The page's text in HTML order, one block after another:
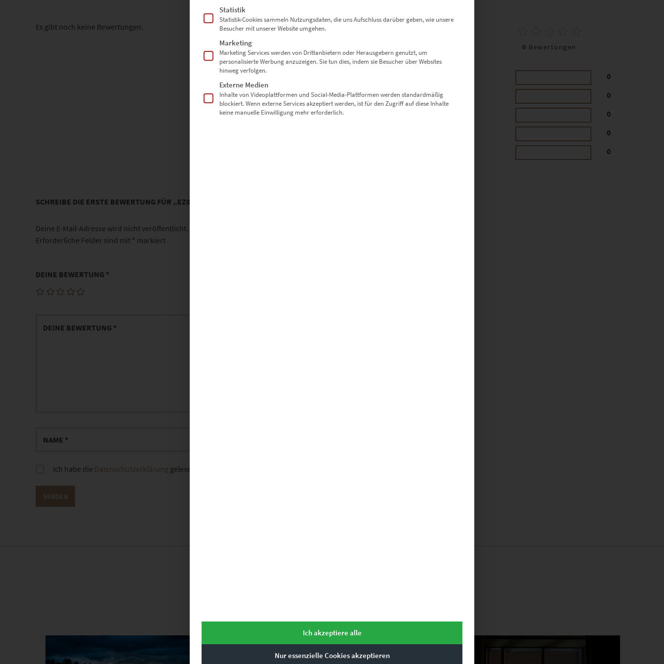
Es gibt noch keine Bewertungen. 0 0 Bewertungen
0
0
0
0
0
SCHREIBE DIE ERSTE BEWERTUNG FÜR „EZ00023 HESLACH CITY LIGHTS“
Deine E-Mail-Adresse wird nicht veröffentlicht.
Erforderliche Felder sind mit * markiert
DEINE BEWERTUNG *
Ich habe die Datenschutzerklärung gelesen und stimme ihr zu.
Dieses Produkt weist mehrere Varianten auf. Die Optionen können auf der Produktseite gewählt werden Dieses Produkt weist mehrere Varianten auf. Die Optionen können auf der Produktseite gewählt werden Dieses Produkt weist mehrere Varianten auf. Die Optionen können auf der Produktseite gewählt werden
Statistik
Statistik-Cookies sammeln Nutzungsdaten, die uns Aufschluss darüber geben, wie unsere
Besucher mit unserer Website umgehen.
Marketing
Marketing Services werden von Drittanbietern oder Herausgebern genutzt, um
personalisierte Werbung anzuzeigen. Sie tun dies, indem sie Besucher über Websites
hinweg verfolgen.
Externe Medien
Inhalte von Videoplattformen und Social-Media-Plattformen werden standardmäßig
blockiert. Wenn externe Services akzeptiert werden, ist für den Zugriff auf diese Inhalte
keine manuelle Einwilligung mehr erforderlich.
Ich akzeptiere alle
Nur essenzielle Cookies akzeptieren